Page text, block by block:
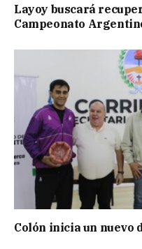
Layoy buscará
Campeonato
Colón inicia un nuevo